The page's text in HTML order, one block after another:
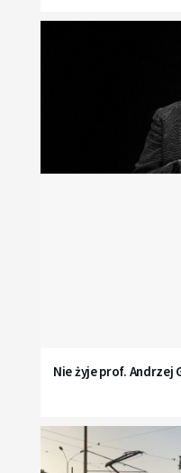
Nie żyje prof. Andrzej